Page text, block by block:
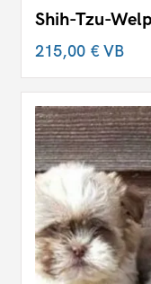
Shih-Tzu-
215,00 €VB